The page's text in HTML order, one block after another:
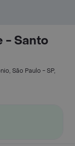
- Santo
São Paulo - SP,